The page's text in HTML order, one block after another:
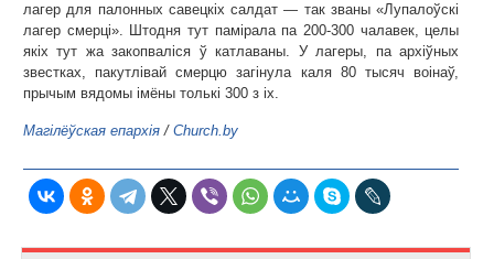
лагер для палонных савецкіх салдат — так званы «Лупалоўскі
лагер смерці». Штодня тут памірала па 200-300 чалавек, целы
якіх тут жа закопваліся ў катлаваны. У лагеры, па архіўных
звестках, пакутлівай смерцю загінула каля 80 тысяч воінаў,
прычым вядомы імёны толькі 300 з іх.
Магілёўская епархія / Church.by